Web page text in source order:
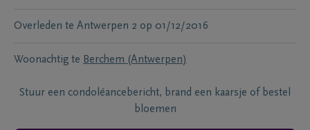
Overleden te Antwerpen 2 op 01/12/2016
Woonachtig te Berchem (Antwerpen)
Stuur een condoléancebericht, brand een kaarsje of bestel
bloemen